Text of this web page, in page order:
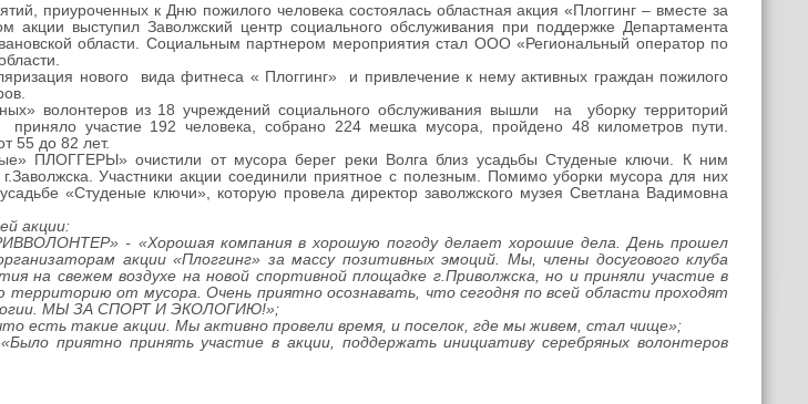
приуроченных к Дню пожилого человека состоялась областная акция «Плоггинг – вместе за
акции выступил Заволжский центр социального обслуживания при поддержке Департамента
области. Социальным партнером мероприятия стал ООО «Региональный оператор по
нового вида фитнеса « Плоггинг» и привлечение к нему активных граждан пожилого
волонтеров из 18 учреждений социального обслуживания вышли на уборку территорий
приняло участие 192 человека, собрано 224 мешка мусора, пройдено 48 километров пути.
55 до 82 лет.
ПЛОГГЕРЫ» очистили от мусора берег реки Волга близ усадьбы Студеные ключи. К ним
Участники акции соединили приятное с полезным. Помимо уборки мусора для них
«Студеные ключи», которую провела директор заволжского музея Светлана Вадимовна
акции:
- «Хорошая компания в хорошую погоду делает хорошие дела. День прошел
акции «Плоггинг» за массу позитивных эмоций. Мы, члены досугового клуба
на свежем воздухе на новой спортивной площадке г.Приволжска, но и приняли участие в
территорию от мусора. Очень приятно осознавать, что сегодня по всей области проходят
МЫ ЗА СПОРТ И ЭКОЛОГИЮ!»;
есть такие акции. Мы активно провели время, и поселок, где мы живем, стал чище»;
приятно принять участие в акции, поддержать инициативу серебряных волонтеров